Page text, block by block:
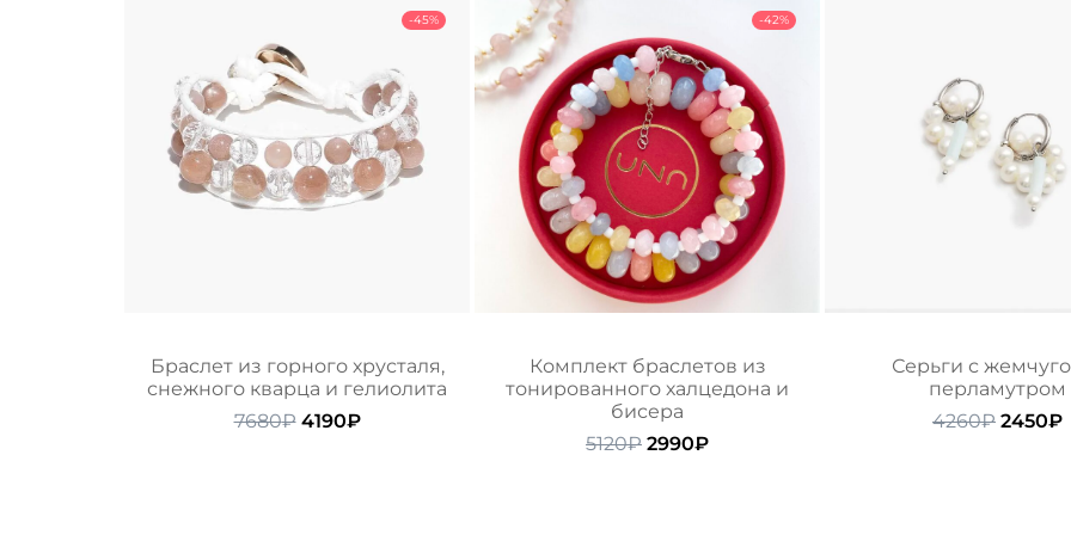
-45%
Браслет из горного хрусталя,
снежного кварца и гелиолита
7680₽ Первоначальная
4190₽Текущая
-42%
Комплект браслетов из
тонированного халцедона и
бисера
5120₽ Первоначальная
2990₽Текущая
Серьги с
перламутром
4260₽ 2450₽